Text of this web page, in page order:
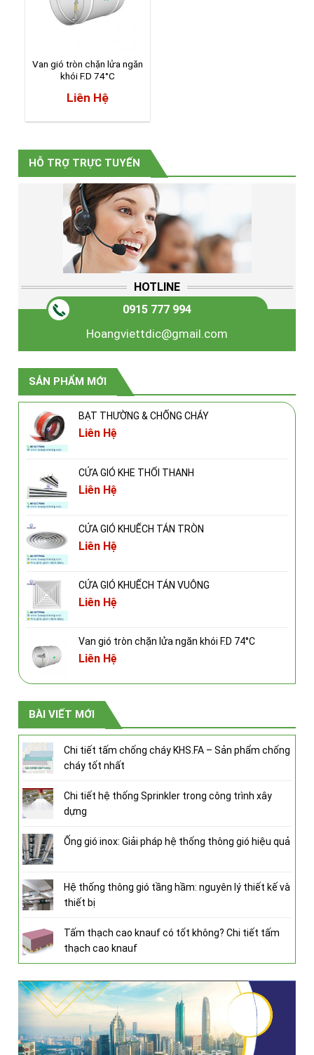
Van gió tròn chặn lửa ngăn
khói F.D 74°C
Liên Hệ
HỖ TRỢ TRỰC TUYẾN
HOTLINE
0915 777 994
Hoangviettdic@gmail.com
SẢN PHẨM MỚI
BẠT THƯỜNG & CHỐNG CHÁY
Liên Hệ
CỬA GIÓ KHE THỔI THANH
Liên Hệ
CỬA GIÓ KHUẾCH TÁN TRÒN
Liên Hệ
CỬA GIÓ KHUẾCH TÁN VUÔNG
Liên Hệ
Van gió tròn chặn lửa ngăn khói F.D 74°C
Liên Hệ
BÀI VIẾT MỚI
Chi tiết tấm chống cháy KHS.FA – Sản phẩm chống
cháy tốt nhất
Chi tiết hệ thống Sprinkler trong công trình xây
dựng
Ống gió inox: Giải pháp hệ thống thông gió hiệu quả
Hệ thống thông gió tầng hầm: nguyên lý thiết kế và
thiết bị
Tấm thạch cao knauf có tốt không? Chi tiết tấm
thạch cao knauf